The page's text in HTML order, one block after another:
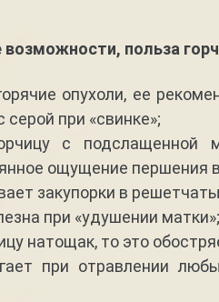
польза
опухоли, ее
при «свинке»;
с подслащенной
ощущение першения
закупорки в
при «удушении матки»;
натощак, то это
при отравлении